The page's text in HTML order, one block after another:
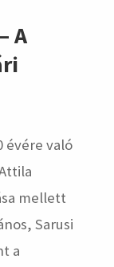
A
évére való
mellett
Sarusi
a